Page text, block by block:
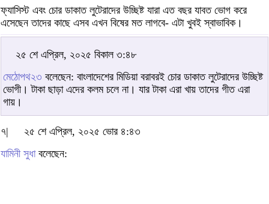
ফ্যাসিস্ট এবং চোর ডাকাত লুটেরাদের উচ্ছিষ্ট যারা এত বছর যাবত ভোগ করে
এসেছেন তাদের কাছে এসব এখন বিষের মত লাগবে- এটা খুবই স্বাভাবিক।
২৫ শে এপ্রিল, ২০২৫ বিকাল ৩:৪৮
মেঠোপথ২৩ বলেছেন: বাংলাদেশের মিডিয়া বরাবরই চোর ডাকাত লুটেরাদের উচ্ছিষ্ট
ভোগী। টাকা ছাড়া এদের কলম চলে না। যার টাকা এরা খায় তাদের গীত এরা
গায়।
৭|
২৫ শে এপ্রিল, ২০২৫ ভোর ৪:৪৩
যামিনী সুধাবলেছেন: